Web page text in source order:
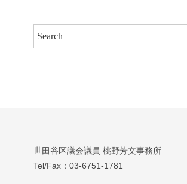
世田谷区議会議員 桃野芳文事務所
Tel/Fax：03‐6751‐1781